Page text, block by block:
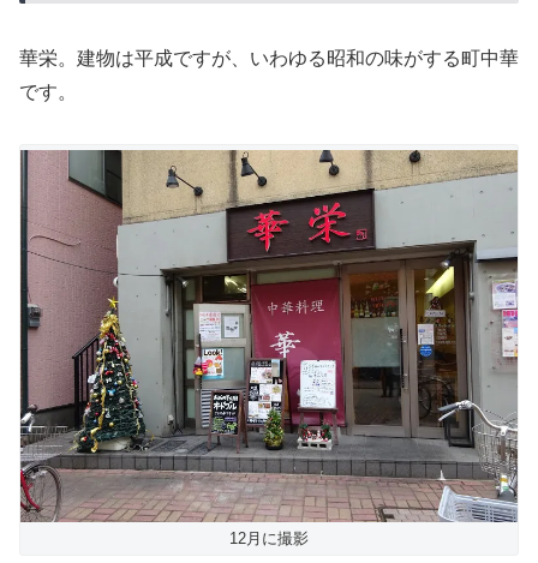
華栄。建物は平成ですが、いわゆる昭和の味がする町中華
です。
12月に撮影